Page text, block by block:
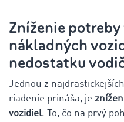
Zníženie
nákladných
nedostatku
Jednou z
riadenie prináša, je
vozidiel. To, čo na prvý